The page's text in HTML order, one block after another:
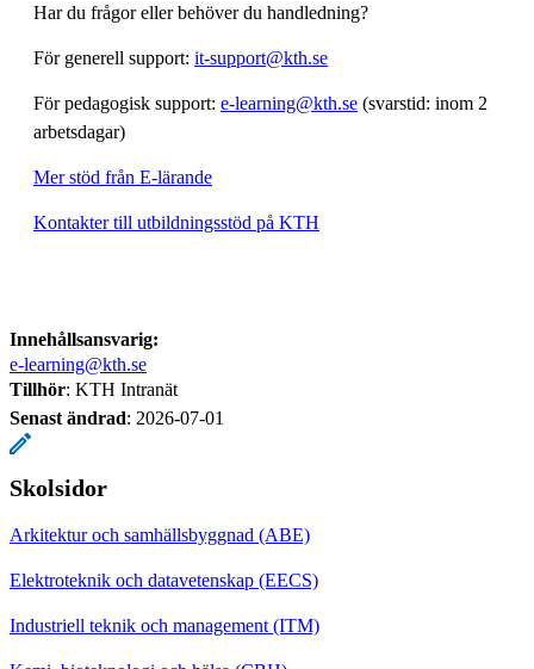
Har du frågor eller behöver du handledning?
För generell support: it-support@kth.se
För pedagogisk support: e-learning@kth.se (svarstid: inom 2
arbetsdagar)
Mer stöd från E-lärande
Kontakter till utbildningsstöd på KTH
Innehållsansvarig:
e-learning@kth.se
Tillhör: KTH Intranät
Senast ändrad: 2026-07-01
Skolsidor
Arkitektur och samhällsbyggnad (ABE)
Elektroteknik och datavetenskap (EECS)
Industriell teknik och management (ITM)